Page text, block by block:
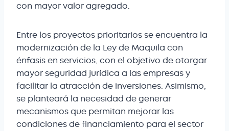
con mayor valor agregado.
Entre los proyectos prioritarios se encuentra la
modernización de la Ley de Maquila con
énfasis en servicios, con el objetivo de otorgar
mayor seguridad jurídica a las empresas y
facilitar la atracción de inversiones. Asimismo,
se planteará la necesidad de generar
mecanismos que permitan mejorar las
condiciones de financiamiento para el sector